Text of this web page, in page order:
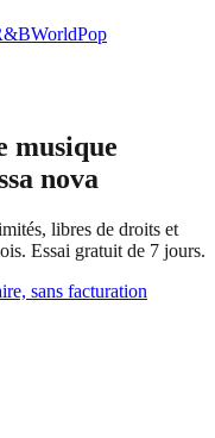
WorldPop
musique
nova
libres de droits et
Essai gratuit de 7 jours.
sans facturation